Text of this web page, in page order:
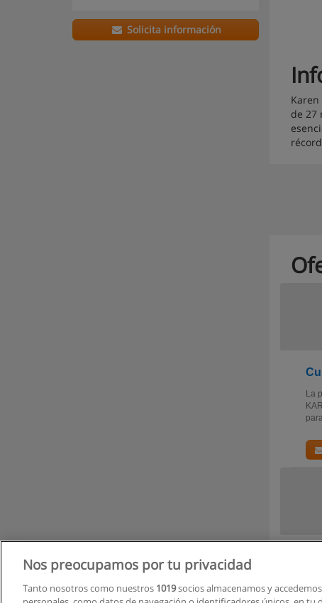
Solicita información
de 27
La
Nos preocupamos por tu privacidad
Tanto nosotros como nuestros 1019socios almacenamos y